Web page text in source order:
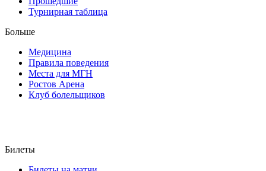
Турнирная таблица
Больше
Медицина
Правила поведения
Места для МГН
Ростов Арена
Клуб болельщиков
Билеты